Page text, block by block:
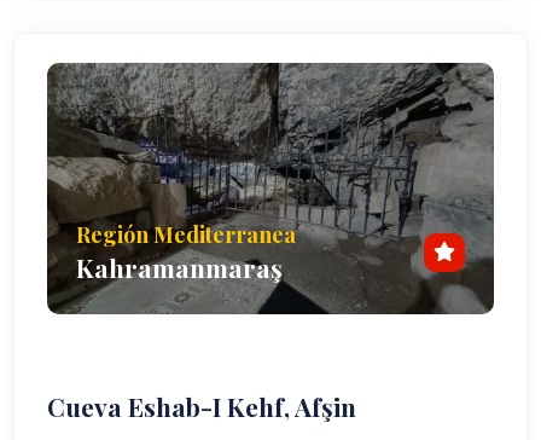
Región Mediterranea
Kahramanmaraş
Cueva Eshab-I Kehf, Afşin